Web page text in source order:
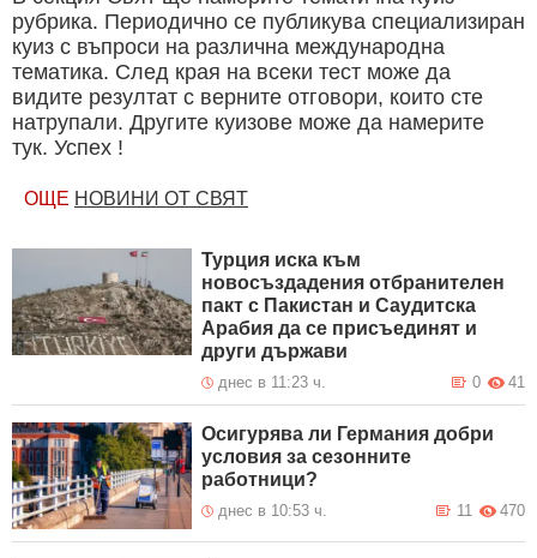
рубрика. Периодично се публикува специализиран
куиз с въпроси на различна международна
тематика. След края на всеки тест може да
видите резултат с верните отговори, които сте
натрупали. Другите куизове може да намерите
тук. Успех !
ОЩЕ НОВИНИ ОТ СВЯТ
Турция иска към
новосъздадения отбранителен
пакт с Пакистан и Саудитска
Арабия да се присъединят и
други държави
днес в 11:23 ч. 41
0
Осигурява ли Германия добри
условия за сезонните
работници?
днес в 10:53 ч. 470
11